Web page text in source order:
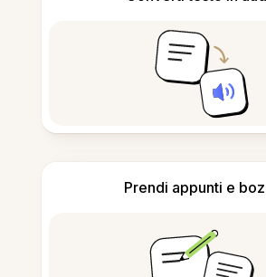
Prendi appunti e